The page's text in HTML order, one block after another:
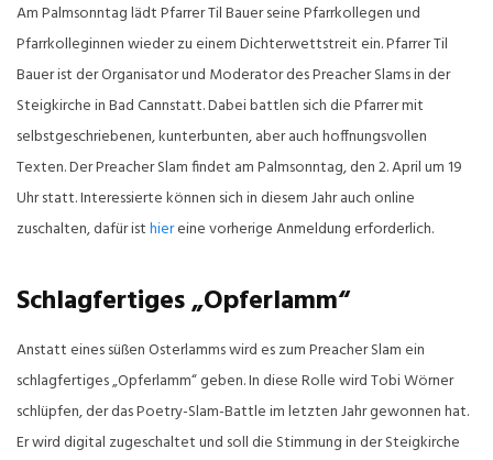
Am Palmsonntag lädt Pfarrer Til Bauer seine Pfarrkollegen und
Pfarrkolleginnen wieder zu einem Dichterwettstreit ein. Pfarrer Til
Bauer ist der Organisator und Moderator des Preacher Slams in der
Steigkirche in Bad Cannstatt. Dabei battlen sich die Pfarrer mit
selbstgeschriebenen, kunterbunten, aber auch hoffnungsvollen
Texten. Der Preacher Slam findet am Palmsonntag, den 2. April um 19
Uhr statt. Interessierte können sich in diesem Jahr auch online
zuschalten, dafür isthiereine vorherige Anmeldung erforderlich.
Schlagfertiges „Opferlamm“
Anstatt eines süßen Osterlamms wird es zum Preacher Slam ein
schlagfertiges „Opferlamm“ geben. In diese Rolle wird Tobi Wörner
schlüpfen, der das Poetry-Slam-Battle im letzten Jahr gewonnen hat.
Er wird digital zugeschaltet und soll die Stimmung in der Steigkirche